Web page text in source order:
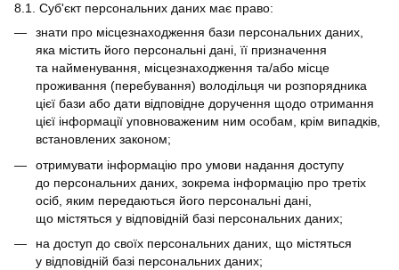
8.1. Суб'єкт персональних даних має право:
знати про місцезнаходження бази персональних даних,
яка містить його персональні дані, її призначення
та найменування, місцезнаходження та/або місце
проживання (перебування) володільця чи розпорядника
цієї бази або дати відповідне доручення щодо отримання
цієї інформації уповноваженим ним особам, крім випадків,
встановлених законом;
отримувати інформацію про умови надання доступу
до персональних даних, зокрема інформацію про третіх
осіб, яким передаються його персональні дані,
що містяться у відповідній базі персональних даних;
на доступ до своїх персональних даних, що містяться
у відповідній базі персональних даних;